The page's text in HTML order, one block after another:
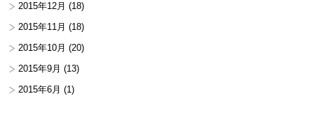
2015年12月 (18)
2015年11月 (18)
2015年10月 (20)
2015年9月 (13)
2015年6月 (1)